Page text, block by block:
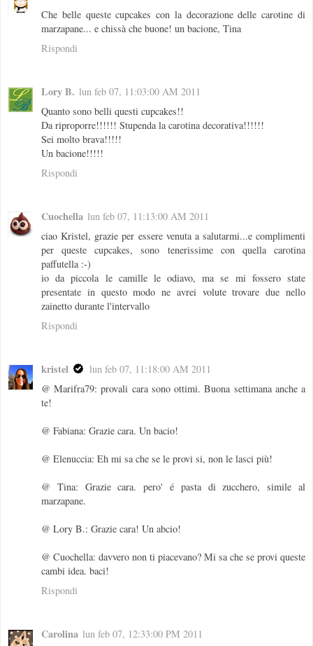
Che belle queste cupcakes con la decorazione delle carotine di
marzapane... e chissà che buone! un bacione, Tina
Rispondi
Lory B. lun feb 07, 11:03:00 AM 2011
Quanto sono belli questi cupcakes!!
Da riproporre!!!!!! Stupenda la carotina decorativa!!!!!!
Sei molto brava!!!!!
Un bacione!!!!!
Rispondi
Cuochella lun feb 07, 11:13:00 AM 2011
ciao Kristel, grazie per essere venuta a salutarmi...e complimenti
per queste cupcakes, sono tenerissime con quella carotina
paffutella :-)
io da piccola le camille le odiavo, ma se mi fossero state
presentate in questo modo ne avrei volute trovare due nello
zainetto durante l'intervallo
Rispondi
kristel
lun feb 07, 11:18:00 AM 2011
@ Marifra79: provali cara sono ottimi. Buona settimana anche a
te!
@ Fabiana: Grazie cara. Un bacio!
@ Elenuccia: Eh mi sa che se le provi si, non le lasci più!
@ Tina: Grazie cara. pero' é pasta di zucchero, simile al
marzapane.
@ Lory B.: Grazie cara! Un abcio!
@ Cuochella: davvero non ti piacevano? Mi sa che se provi queste
cambi idea. baci!
Rispondi
Carolina lun feb 07, 12:33:00 PM 2011